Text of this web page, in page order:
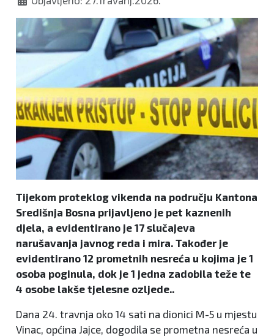
Politika
Zanimljivosti
Tijekom proteklog vikenda na području Kantona
Središnja Bosna prijavljeno je pet kaznenih
djela, a evidentirano je 17 slučajeva
narušavanja javnog reda i mira. Također je
evidentirano 12 prometnih nesreća u kojima je 1
osoba poginula, dok je 1 jedna zadobila teže te
4 osobe lakše tjelesne ozljede..
Dana 24. travnja oko 14 sati na dionici M-5 u mjestu
Vinac, općina Jajce, dogodila se prometna nesreća u